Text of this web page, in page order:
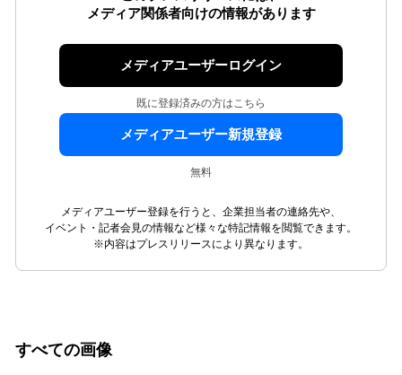
メディア関係者向けの情報があります
メディアユーザーログイン
既に登録済みの方はこちら
メディアユーザー新規登録
無料
メディアユーザー登録を行うと、企業担当者の連絡先や、
イベント・記者会見の情報など様々な特記情報を閲覧できます。
※内容はプレスリリースにより異なります。
すべての画像